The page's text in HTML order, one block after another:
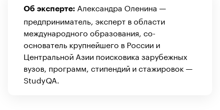
Об эксперте: Александра Оленина —
предприниматель, эксперт в области
международного образования, со-
основатель крупнейшего в России и
Центральной Азии поисковика зарубежных
вузов, программ, стипендий и стажировок —
StudyQA.